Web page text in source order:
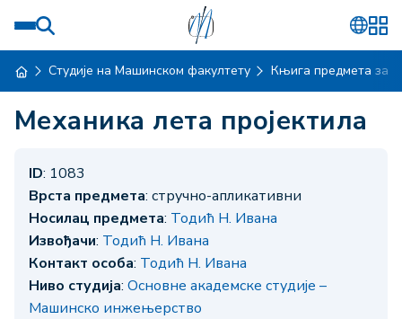
Студије на Машинском факултету Књига предмета за
Механика лета пројектила
ID: 1083
Врста предмета: стручно-апликативни
Носилац предмета: Тодић Н. Ивана
Извођачи: Тодић Н. Ивана
Контакт особа: Тодић Н. Ивана
Ниво студија: Основне академске студије –
Машинско инжењерство